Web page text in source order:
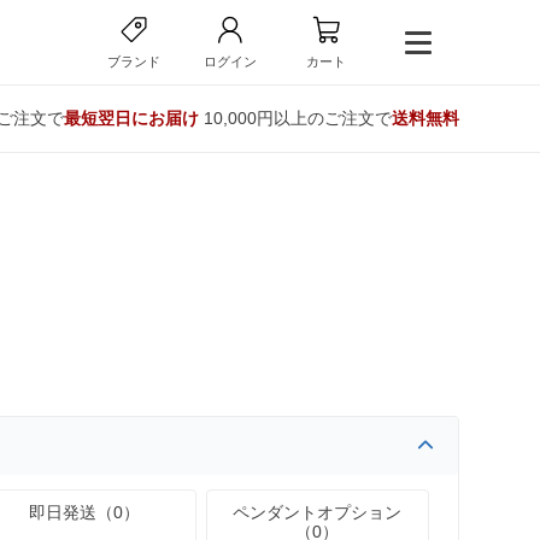
ブランド ログイン カート
注文で最短翌日にお届け10,000円以上のご注文で送料無料
即日発送（0）
ペンダントオプション
（0）